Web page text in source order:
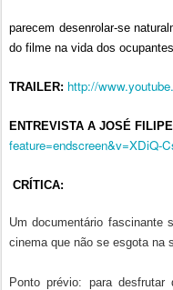
parecem desenrolar-se
do filme na vida dos
TRAILER: http://
ENTREVISTA A JOSÉ
feature=endscreen&v=XDiQ-
CRÍTICA:
Um documentário fascinante
cinema que não se esgota na
Ponto prévio: para